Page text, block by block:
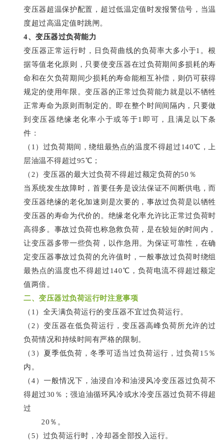
变压器超温保护配置，超过低温定值时发报警信号，当温
度超过高温定值时跳闸。
4、变压器过负荷能力
变压器正常运行时，日负荷曲线的负荷率大多小于1。根
据等值老化原则，只要使变压器在过负荷期间多损耗的寿
命和在欠负荷期间少损耗的寿命能相互补偿，则仍可获得
规定的使用年限。变压器的正常过负荷能力就是以不牺牲
正常寿命为原则而制定的。即在整个时间间隔内，只要做
到变压器绝缘老化率小于或等于1即可，且满足以下条
件：
（1）过负荷期间，绕组最热点的温度不得超过140℃，上
层油温不得超过95℃；
（2）变压器的最大过负荷不得超过额定负荷的50％
当系统发生故障时，首要任务是设法保证不间断供电，而
变压器绝缘的老化加速则是次要的，事故过负荷是以牺牲
变压器的寿命为代价的。绝缘老化率允许比正常过负荷时
高得多。事故过负荷也称急救负荷，是在较短的时间内，
让变压器多带一些负荷，以作急用。为保证可靠性，在确
定变压器事故过负荷的允许值时，一般事故过负荷时绕组
最热点的温度也不得超过140℃，负荷电流不得超过额定
值两倍。
二、变压器过负荷运行时注意事项
（1）全天满负荷运行的变压器不宜过负荷运行。
（2）变压器在低负荷运行，变压器高峰负荷所允许的过
负荷情况和持续时间有严格的限制。
（3）夏季低负荷，冬季可适当过负荷运行，过负荷15％
内。
（4）一般情况下，油浸自冷和油浸风冷变压器过负荷不
得超过30％；强迫油循环风冷或水冷变压器过负荷不得超
过
20％。
（5）过负荷运行时，冷却器全部投入运行。